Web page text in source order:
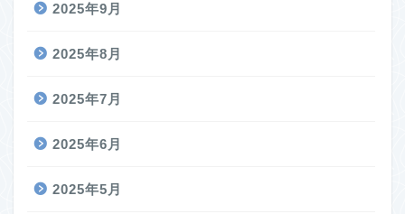
2025年9月
2025年8月
2025年7月
2025年6月
2025年5月